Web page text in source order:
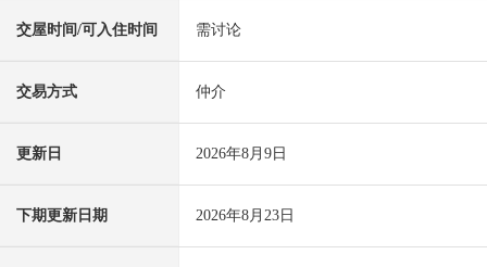
交屋时间/可入住时间 需讨论
交易方式 仲介
更新日 2026年8月9日
下期更新日期 2026年8月23日